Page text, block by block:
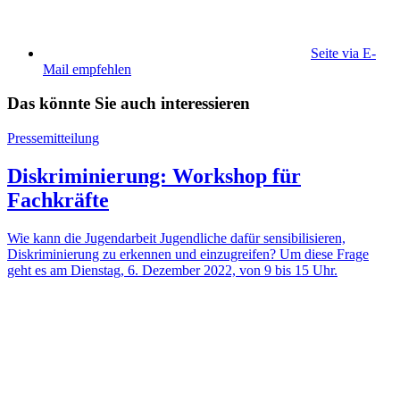
Seite via E-
Mail empfehlen
Das könnte Sie auch interessieren
Pressemitteilung
Diskriminierung: Workshop für
Fachkräfte
Wie kann die Jugendarbeit Jugendliche dafür sensibilisieren,
Diskriminierung zu erkennen und einzugreifen? Um diese Frage
geht es am Dienstag, 6. Dezember 2022, von 9 bis 15 Uhr.